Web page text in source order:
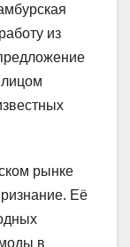
из
лицом
рынке
Её
в